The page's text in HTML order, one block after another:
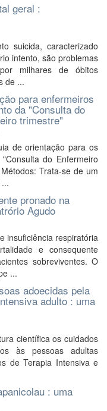
geral :
suicida, caracterizado
intento, são problemas
milhares de óbitos
de ...
para enfermeiros
da "Consulta do
trimestre"
de orientação para os
do Enfermeiro
Trata-se de um
pronado na
Agudo
insuficiência respiratória
e consequente
sobreviventes. O
...
adoecidas pela
adulto : uma
científica os cuidados
às pessoas adultas
de Terapia Intensiva e
: uma